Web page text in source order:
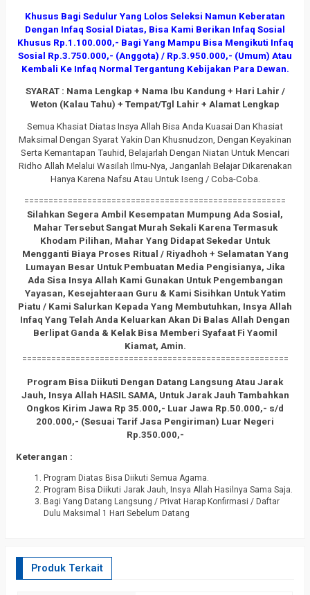
Khusus Bagi Sedulur Yang Lolos Seleksi Namun Keberatan
Dengan Infaq Sosial Diatas, Bisa Kami Berikan Infaq Sosial
Khusus Rp.1.100.000,- Bagi Yang Mampu Bisa Mengikuti Infaq
Sosial Rp.3.750.000,- (Anggota) / Rp.3.950.000,- (Umum) Atau
Kembali Ke Infaq Normal Tergantung Kebijakan Para Dewan.
SYARAT : Nama Lengkap + Nama Ibu Kandung + Hari Lahir /
Weton (Kalau Tahu) + Tempat/Tgl Lahir + Alamat Lengkap
Semua Khasiat Diatas Insya Allah Bisa Anda Kuasai Dan Khasiat
Maksimal Dengan Syarat Yakin Dan Khusnudzon, Dengan Keyakinan
Serta Kemantapan Tauhid, Belajarlah Dengan Niatan Untuk Mencari
Ridho Allah Melalui Wasilah Ilmu-Nya, Janganlah Belajar Dikarenakan
Hanya Karena Nafsu Atau Untuk Iseng / Coba-Coba.
======================================================
Silahkan Segera Ambil Kesempatan Mumpung Ada Sosial,
Mahar Tersebut Sangat Murah Sekali Karena Termasuk
Khodam Pilihan, Mahar Yang Didapat Sekedar Untuk
Mengganti Biaya Proses Ritual / Riyadhoh + Selamatan Yang
Lumayan Besar Untuk Pembuatan Media Pengisianya, Jika
Ada Sisa Insya Allah Kami Gunakan Untuk Pengembangan
Yayasan, Kesejahteraan Guru & Kami Sisihkan Untuk Yatim
Piatu / Kami Salurkan Kepada Yang Membutuhkan, Insya Allah
Infaq Yang Telah Anda Keluarkan Akan Di Balas Allah Dengan
Berlipat Ganda & Kelak Bisa Memberi Syafaat Fi Yaomil
Kiamat, Amin.
=======================================================
Program Bisa Diikuti Dengan Datang Langsung Atau Jarak
Jauh, Insya Allah HASIL SAMA, Untuk Jarak Jauh Tambahkan
Ongkos Kirim Jawa Rp 35.000,- Luar Jawa Rp.50.000,- s/d
200.000,- (Sesuai Tarif Jasa Pengiriman) Luar Negeri
Rp.350.000,-
Keterangan :
Program Diatas Bisa Diikuti Semua Agama.
Program Bisa Diikuti Jarak Jauh, Insya Allah Hasilnya Sama Saja.
Bagi Yang Datang Langsung / Privat Harap Konfirmasi / Daftar
Dulu Maksimal 1 Hari Sebelum Datang
Produk Terkait